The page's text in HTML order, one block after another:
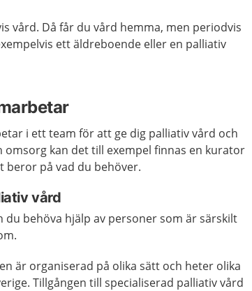
vård. Då får du vård hemma, men periodvis
ett äldreboende eller en palliativ
i ett team för att ge dig palliativ vård och
kan det till exempel finnas en kurator
beror på vad du behöver.
vård
du behöva hjälp av personer som är särskilt
är organiserad på olika sätt och heter olika
Tillgången till specialiserad palliativ vård